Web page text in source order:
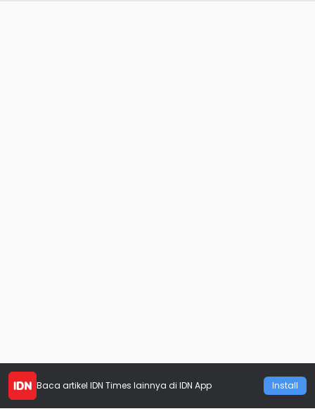
Baca artikel IDN Times lainnya di IDN App Install